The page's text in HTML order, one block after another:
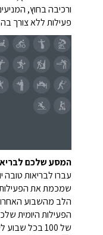
ורכיבה בחוץ,
פעילות ללא צורך
המסע שלכם
שמכמת את הפעילות
הלב מהשבוע
הפעילות היומית
של 100 בכל שבוע לשיפור בריאות מתמשך.